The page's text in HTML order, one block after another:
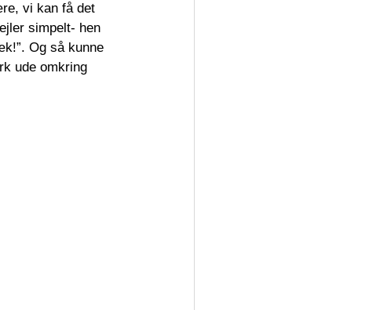
vi kan få det
simpelt- hen
Og så kunne
ude omkring